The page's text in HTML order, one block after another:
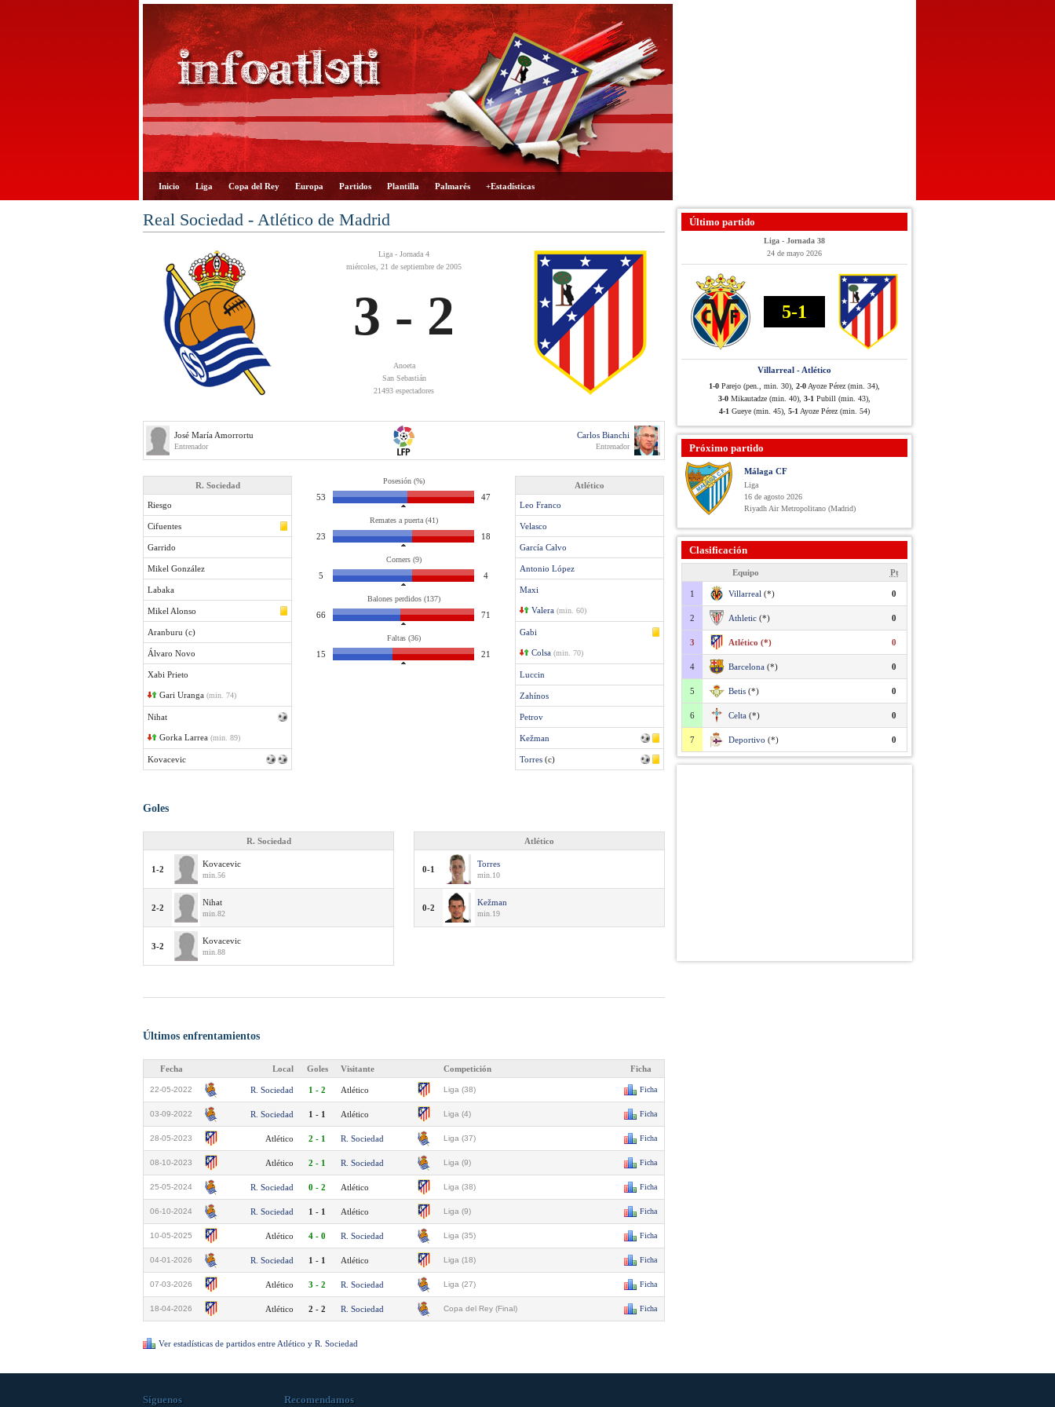
Inicio Liga Copa del Rey Europa Partidos Plantilla Palmarés +Estadísticas
Real Sociedad - Atlético de Madrid
Liga - Jornada 4
miércoles, 21 de septiembre de 2005
3 - 2
Anoeta
San Sebastián
21493 espectadores
José María Amorrortu
Entrenador
Carlos Bianchi
Entrenador
R. Sociedad
Riesgo
Cifuentes
Garrido
Mikel González
Labaka
Mikel Alonso
Aranburu (c)
Álvaro Novo
Xabi Prieto
Gari Uranga (min. 74)
Nihat
Gorka Larrea (min. 89)
Kovacevic
Posesión (%)
53 47
Remates a puerta (41)
23 18
Corners (9)
5 4
Balones perdidos (137)
66 71
Faltas (36)
15 21
Atlético
Leo Franco
Velasco
García Calvo
Antonio López
Maxi
Valera (min. 60)
Gabi
Colsa (min. 70)
Luccin
Zahínos
Petrov
Kežman
Torres (c)
Goles
R. Sociedad
1-2
Kovacevic
min.56
2-2
Nihat
min.82
3-2
Kovacevic
min.88
Atlético
0-1
Torres
min.10
0-2
Kežman
min.19
Últimos enfrentamientos
Fecha Local Goles Visitante Competición Ficha
22-05-2022 R. Sociedad 1 - 2 Atlético Liga (38) Ficha
03-09-2022 R. Sociedad 1 - 1 Atlético Liga (4) Ficha
28-05-2023 Atlético 2 - 1 R. Sociedad Liga (37) Ficha
08-10-2023 Atlético 2 - 1 R. Sociedad Liga (9) Ficha
25-05-2024 R. Sociedad 0 - 2 Atlético Liga (38) Ficha
06-10-2024 R. Sociedad 1 - 1 Atlético Liga (9) Ficha
10-05-2025 Atlético 4 - 0 R. Sociedad Liga (35) Ficha
04-01-2026 R. Sociedad 1 - 1 Atlético Liga (18) Ficha
07-03-2026 Atlético 3 - 2 R. Sociedad Liga (27) Ficha
18-04-2026 Atlético 2 - 2 R. Sociedad Copa del Rey (Final) Ficha
Ver estadísticas de partidos entre Atlético y R. Sociedad
Último partido
Liga - Jornada 38
24 de mayo 2026
5-1
Villarreal - Atlético
1-0 Parejo (pen., min. 30), 2-0 Ayoze Pérez (min. 34),
3-0 Mikautadze (min. 40), 3-1 Pubill (min. 43),
4-1 Gueye (min. 45), 5-1 Ayoze Pérez (min. 54)
Próximo partido
Málaga CF
Liga
16 de agosto 2026
Riyadh Air Metropolitano (Madrid)
Clasificación
Equipo Pt
1 Villarreal (*) 0
2 Athletic (*) 0
3 Atlético (*) 0
4 Barcelona (*) 0
5 Betis (*) 0
6 Celta (*) 0
7 Deportivo (*) 0
Síguenos Recomendamos